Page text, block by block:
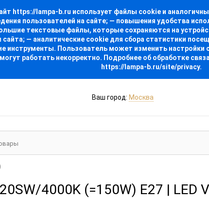
lampa-b.ru использует файлы cookie и
пользователей на сайте; — повышения удобства
текстовые файлы, которые сохраняются на
— аналитические cookie для сбора статистики
инструменты. Пользователь может изменить настройки
работать некорректно. Подробнее об обработке
https://lampa-b.ru/site/privacy.
Ваш город: Москва
4000K (=150W) E27 | LED